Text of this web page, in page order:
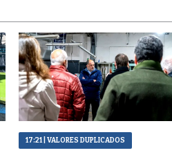
17:21| VALORES DUPLICADOS